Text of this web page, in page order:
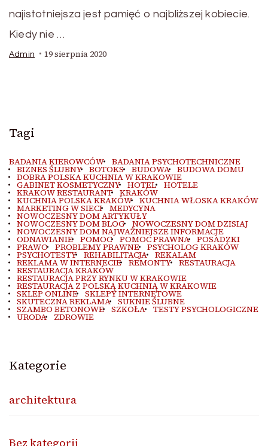
najistotniejsza jest pamięć o najbliższej kobiecie.
Kiedy nie …
Admin 19 sierpnia 2020
Tagi
BADANIA KIEROWCÓW BADANIA PSYCHOTECHNICZNE
BIZNES ŚLUBNY BOTOKS BUDOWA BUDOWA DOMU
DOBRA POLSKA KUCHNIA W KRAKOWIE
GABINET KOSMETYCZNY HOTEL HOTELE
KRAKOW RESTAURANT KRAKÓW
KUCHNIA POLSKA KRAKÓW KUCHNIA WŁOSKA KRAKÓW
MARKETING W SIECI MEDYCYNA
NOWOCZESNY DOM ARTYKUŁY
NOWOCZESNY DOM BLOG NOWOCZESNY DOM DZISIAJ
NOWOCZESNY DOM NAJWAŻNIEJSZE INFORMACJE
ODNAWIANIE POMOC POMOC PRAWNA POSADZKI
PRAWO PROBLEMY PRAWNE PSYCHOLOG KRAKÓW
PSYCHOTESTY REHABILITACJA REKALAM
REKLAMA W INTERNECIE REMONTY RESTAURACJA
RESTAURACJA KRAKÓW
RESTAURACJA PRZY RYNKU W KRAKOWIE
RESTAURACJA Z POLSKĄ KUCHNIĄ W KRAKOWIE
SKLEP ONLINE SKLEPY INTERNETOWE
SKUTECZNA REKLAMA SUKNIE ŚLUBNE
SZAMBO BETONOWE SZKOŁA TESTY PSYCHOLOGICZNE
URODA ZDROWIE
Kategorie
architektura
Bez kategorii